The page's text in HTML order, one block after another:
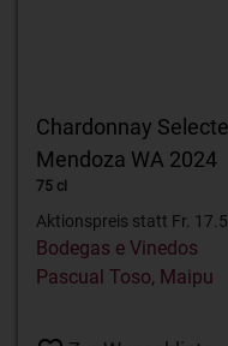
Chardonnay
Mendoza WA 2024
75 cl
Aktionspreis statt Fr.
Bodegas e Vinedos
Pascual Toso, Maipu